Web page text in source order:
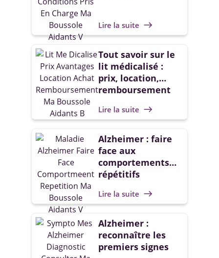
Lire la suite east
Tout savoir sur le
lit médicalisé :
prix, location,
remboursement
Lire la suite east
Alzheimer : faire
face aux
comportements
répétitifs
Lire la suite east
Alzheimer :
reconnaître les
premiers signes